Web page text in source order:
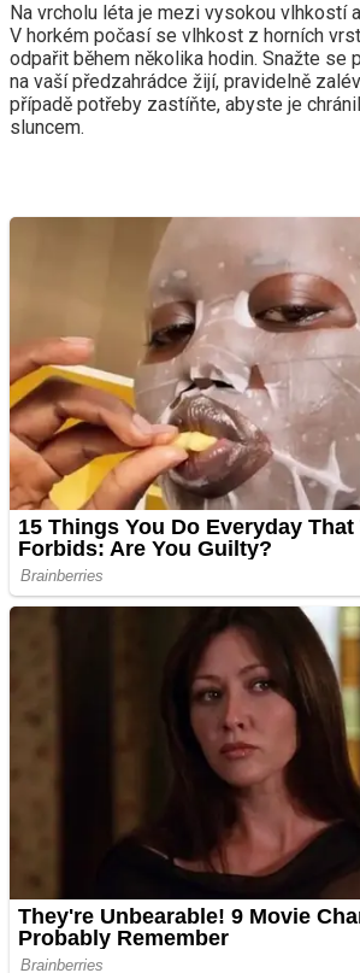
Na vrcholu léta je mezi vysokou vlhkostí
V horkém počasí se vlhkost z horních
odpařit během několika hodin. Snažte se
na vaší předzahrádce žijí, pravidelně
případě potřeby zastíňte, abyste je
sluncem.